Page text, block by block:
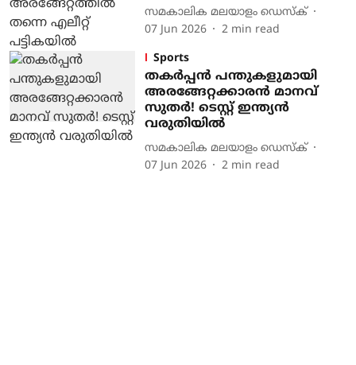
സമകാലിക മലയാളം ഡെസ്ക്
07 Jun 2026
2 min read
Sports
തകർപ്പൻ പന്തുകളുമായി
അരങ്ങേറ്റക്കാരൻ മാനവ്
സുതർ! ടെസ്റ്റ് ഇന്ത്യന്‍
വരുതിയില്‍
സമകാലിക മലയാളം ഡെസ്ക്
07 Jun 2026
2 min read